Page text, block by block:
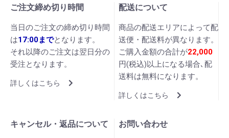
ご注文締め切り時間
当日のご注文の締め切り時間
は17:00までとなります。
それ以降のご注文は翌日分の
受注となります。
詳しくはこちら
配送について
商品の配送エリアによって配
送便・配送料が異なります。
ご購入金額の合計が22,000
円(税込)以上になる場合､配
送料は無料になります。
詳しくはこちら
キャンセル・返品について お問い合わせ